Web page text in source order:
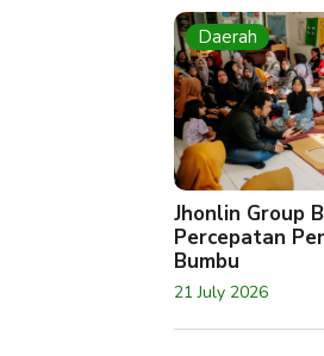
Daerah
Jhonlin Group
Percepatan
Bumbu
21 July 2026